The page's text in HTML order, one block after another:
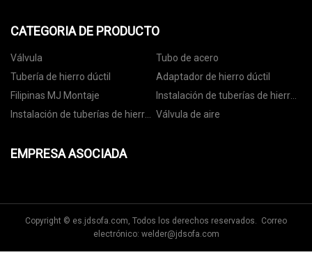
CATEGORIA DE PRODUCTO
Válvula
Tubo de acero
Tubería de hierro dúctil
Adaptador de hierro dúctil
Filipinas MJ Montaje
Instalación de tuberías de hierro
dúctil BS
Instalación de tuberías de hierro Válvula de aire
EMPRESA ASOCIADA
Copyright © es.jdsofa.com, Todos los derechos reservados. Correo
electrónico: welder@jdsofa.com